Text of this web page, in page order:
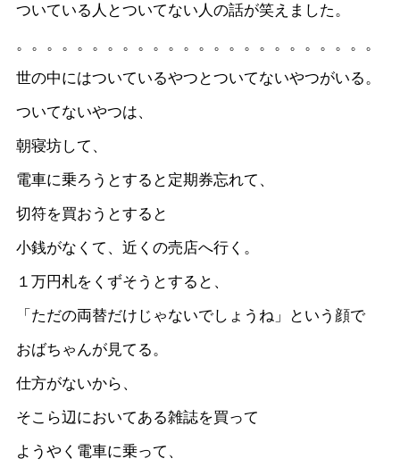
ついている人とついてない人の話が笑えました。
。。。。。。。。。。。。。。。。。。。。。。。。
世の中にはついているやつとついてないやつがいる。
ついてないやつは、
朝寝坊して、
電車に乗ろうとすると定期券忘れて、
切符を買おうとすると
小銭がなくて、近くの売店へ行く。
１万円札をくずそうとすると、
「ただの両替だけじゃないでしょうね」という顔で
おばちゃんが見てる。
仕方がないから、
そこら辺においてある雑誌を買って
ようやく電車に乗って、